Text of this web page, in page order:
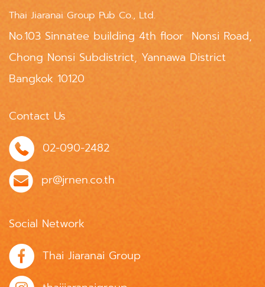
Thai Jiaranai Group Pub Co., Ltd.
No.103 Sinnatee building 4th floor Nonsi Road,
Chong Nonsi Subdistrict, Yannawa District
Bangkok 10120
Contact Us
02-090-2482
pr@jrnen.co.th
Social Network
Thai Jiaranai Group